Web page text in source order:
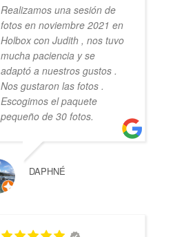
Realizamos una sesión de
fotos en noviembre 2021 en
Holbox con Judith , nos tuvo
mucha paciencia y se
adaptó a nuestros gustos .
Nos gustaron las fotos .
Escogimos el paquete
pequeño de 30 fotos.
DAPHNÉ